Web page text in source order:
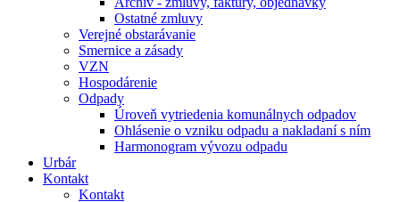
Ostatné zmluvy
Verejné obstarávanie
Smernice a zásady
VZN
Hospodárenie
Odpady
Úroveň vytriedenia komunálnych odpadov
Ohlásenie o vzniku odpadu a nakladaní s ním
Harmonogram vývozu odpadu
Urbár
Kontakt
Kontakt